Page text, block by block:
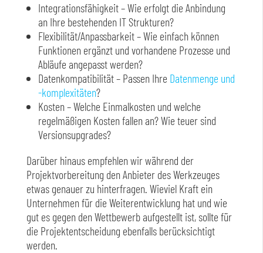
Integrationsfähigkeit – Wie erfolgt die Anbindung
an Ihre bestehenden IT Strukturen?
Flexibilität/Anpassbarkeit – Wie einfach können
Funktionen ergänzt und vorhandene Prozesse und
Abläufe angepasst werden?
Datenkompatibilität – Passen Ihre Datenmenge und
-komplexitäten?
Kosten – Welche Einmalkosten und welche
regelmäßigen Kosten fallen an? Wie teuer sind
Versionsupgrades?
Darüber hinaus empfehlen wir während der
Projektvorbereitung den Anbieter des Werkzeuges
etwas genauer zu hinterfragen. Wieviel Kraft ein
Unternehmen für die Weiterentwicklung hat und wie
gut es gegen den Wettbewerb aufgestellt ist, sollte für
die Projektentscheidung ebenfalls berücksichtigt
werden.